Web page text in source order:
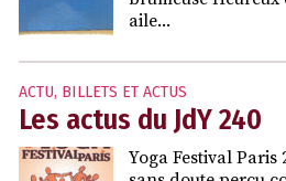
aile...
ACTU, BILLETS ET ACTUS
Les actus du JdY 240
Yoga Festival Paris